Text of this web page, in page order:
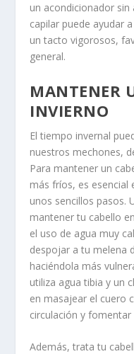
un acondicionador
capilar puede ayudar
un tacto vigorosos,
general.
MANTENER
INVIERNO
El tiempo invernal
nuestros mechones,
Para mantener un
más fríos, es esencial
unos sencillos pasos.
mantener tu cabello
el uso de agua muy
despojar a tu melena
haciéndola más
utiliza agua tibia y un
en masajear el cuero
circulación y
Además, trata tu